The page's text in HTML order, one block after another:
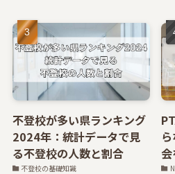
不登校が多い県ランキング
2024年：統計データで見
る不登校の人数と割合
不登校の基礎知識